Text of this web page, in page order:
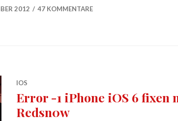
2012 47 KOMMENTARE
IOS
Error -1 iPhone iOS 6 fixen
Redsn0w